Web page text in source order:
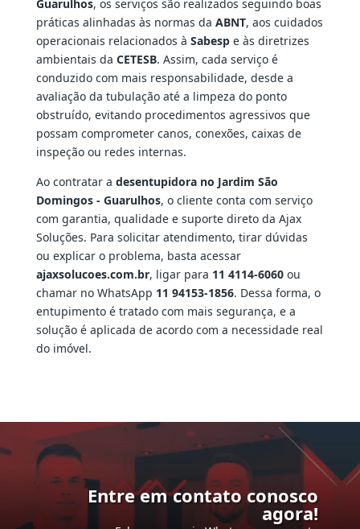
Guarulhos, os serviços são realizados seguindo boas
práticas alinhadas às normas da ABNT, aos cuidados
operacionais relacionados à Sabespe às diretrizes
ambientais da CETESB. Assim, cada serviço é
conduzido com mais responsabilidade, desde a
avaliação da tubulação até a limpeza do ponto
obstruído, evitando procedimentos agressivos que
possam comprometer canos, conexões, caixas de
inspeção ou redes internas.
Ao contratar a desentupidora no Jardim São
Domingos - Guarulhos, o cliente conta com serviço
com garantia, qualidade e suporte direto da Ajax
Soluções. Para solicitar atendimento, tirar dúvidas
ou explicar o problema, basta acessar
ajaxsolucoes.com.br, ligar para 11 4114-6060ou
chamar no WhatsApp 11 94153-1856. Dessa forma, o
entupimento é tratado com mais segurança, e a
solução é aplicada de acordo com a necessidade real
do imóvel.
Entre em contato conosco
agora!